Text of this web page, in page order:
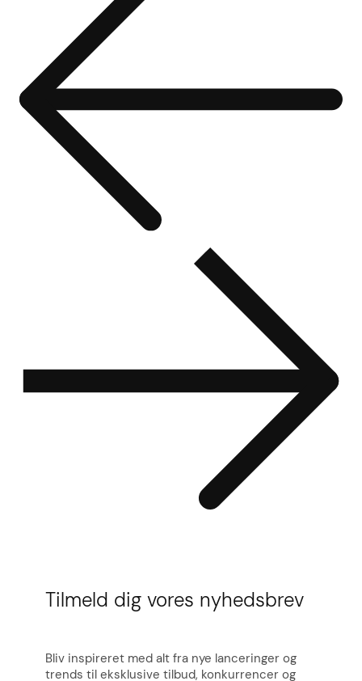
Tilmeld dig vores nyhedsbrev
Bliv inspireret med alt fra nye lanceringer og
trends til eksklusive tilbud, konkurrencer og